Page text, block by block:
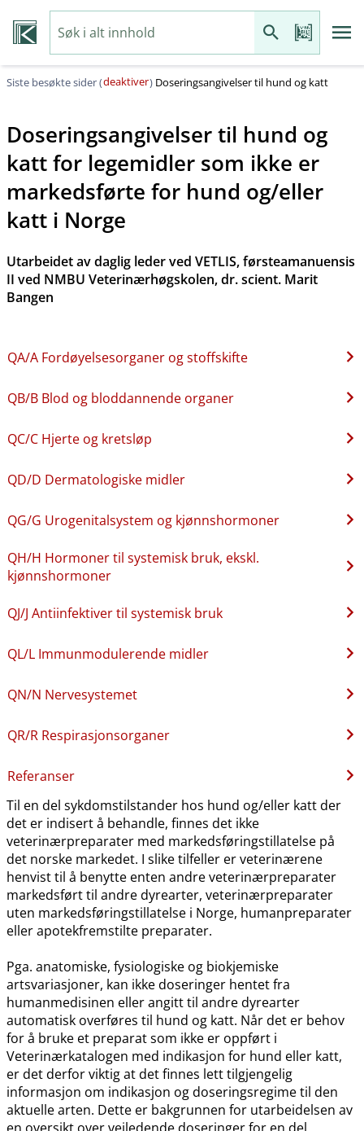
Siste besøkte sider (deaktiver) Doseringsangivelser til hund og katt
Doseringsangivelser til hund og
katt for legemidler som ikke er
markedsførte for hund og​/​eller
katt i Norge
Utarbeidet av daglig leder ved VETLIS, førsteamanuensis
II ved NMBU Veterinærhøgskolen, dr. scient. Marit
Bangen
QA​/​A Fordøyelsesorganer og stoffskifte
QB​/​B Blod og bloddannende organer
QC​/​C Hjerte og kretsløp
QD​/​D Dermatologiske midler
QG​/​G Urogenitalsystem og kjønnshormoner
QH​/​H Hormoner til systemisk bruk, ekskl.
kjønnshormoner
QJ​/​J Antiinfektiver til systemisk bruk
QL​/​L Immunmodulerende midler
QN​/​N Nervesystemet
QR​/​R Respirasjonsorganer
Referanser
Til en del sykdomstilstander hos hund og​/​eller katt der
det er indisert å behandle, finnes det ikke
veterinærpreparater med markedsføringstillatelse på
det norske markedet. I slike tilfeller er veterinærene
henvist til å benytte enten andre veterinærpreparater
markedsført til andre dyrearter, veterinærpreparater
uten markedsføringstillatelse i Norge, humanpreparater
eller apotekfremstilte preparater.
Pga. anatomiske, fysiologiske og biokjemiske
artsvariasjoner, kan ikke doseringer hentet fra
humanmedisinen eller angitt til andre dyrearter
automatisk overføres til hund og katt. Når det er behov
for å bruke et preparat som ikke er oppført i
Veterinærkatalogen med indikasjon for hund eller katt,
er det derfor viktig at det finnes lett tilgjengelig
informasjon om indikasjon og doseringsregime til den
aktuelle arten. Dette er bakgrunnen for utarbeidelsen av